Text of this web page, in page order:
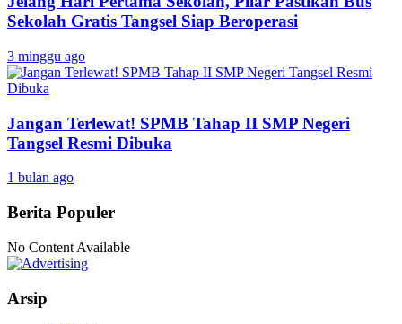
Sekolah Gratis Tangsel Siap Beroperasi
3 minggu ago
Jangan Terlewat! SPMB Tahap II SMP Negeri
Tangsel Resmi Dibuka
1 bulan ago
Berita Populer
No Content Available
Arsip